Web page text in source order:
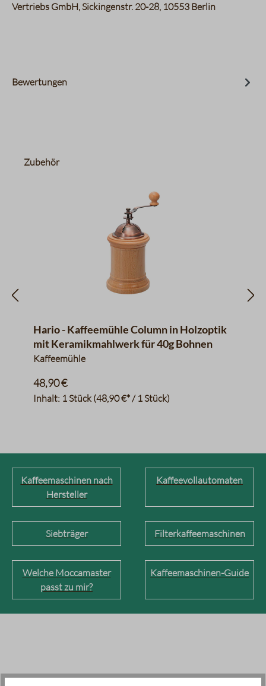
Vertriebs GmbH, Sickingenstr. 20-28, 10553 Berlin
Bewertungen
Produktgalerie überspringen
Zubehör
Hario - Kaffeemühle Column in Holzoptik
mit Keramikmahlwerk für 40g Bohnen
Kaffeemühle
Inhalt: 1 Stück(48,90 €* / 1 Stück)
48,90 €
Kaffeemaschinen nach
Hersteller
Kaffeevollautomaten
Siebträger Filterkaffeemaschinen
Welche Moccamaster
passt zu mir?
Kaffeemaschinen-Guide